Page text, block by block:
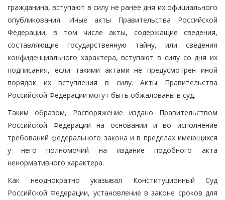
гражданина, вступают в силу не ранее дня их официального
опубликования. Иные акты Правительства Российской
Федерации, в том числе акты, содержащие сведения,
составляющие государственную тайну, или сведения
конфиденциального характера, вступают в силу со дня их
подписания, если такими актами не предусмотрен иной
порядок их вступления в силу. Акты Правительства
Российской Федерации могут быть обжалованы в суд.
Таким образом, Распоряжение издано Правительством
Российской Федерации на основании и во исполнение
требований федерального закона и в пределах имеющихся
у него полномочий на издание подобного акта
ненормативного характера.
Как неоднократно указывал Конституционный Суд
Российской Федерации, установление в законе сроков для